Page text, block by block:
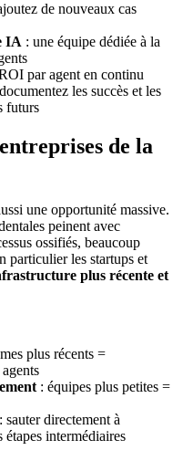
de nouveaux cas
IA : une équipe dédiée à la
par agent en continu
les succès et les
futurs
de la
une opportunité massive.
peinent avec
ossifiés, beaucoup
les startups et
plus récente et
plus récents =
: équipes plus petites =
: sauter directement à
intermédiaires